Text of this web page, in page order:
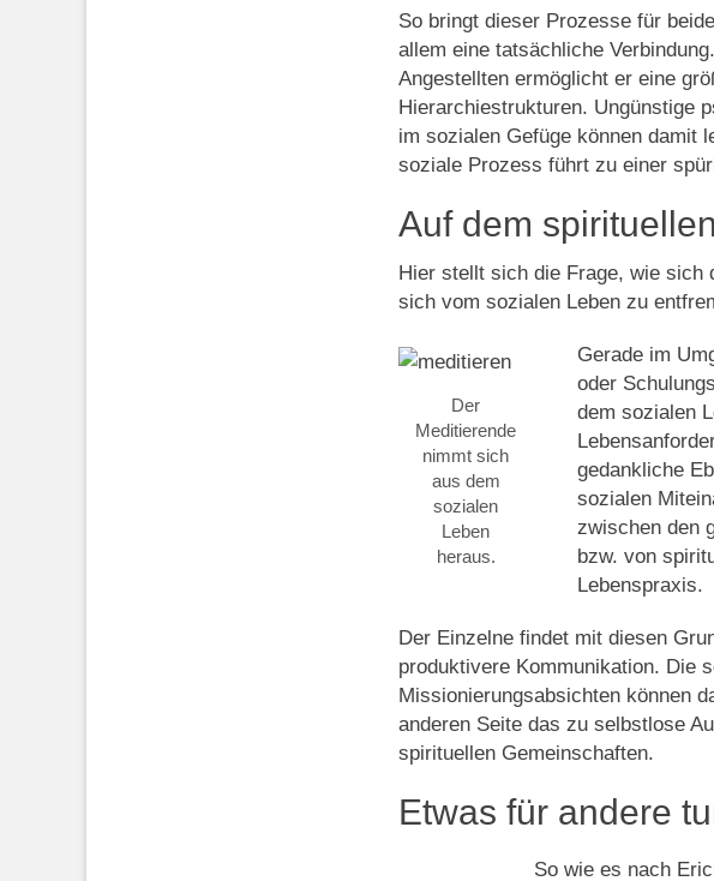
So bringt dieser Prozesse für
allem eine tatsächliche
Angestellten ermöglicht er eine
Hierarchiestrukturen. Ungünstige
im sozialen Gefüge können damit
soziale Prozess führt zu einer
Auf dem
Hier stellt sich die Frage, wie sich
sich vom sozialen Leben zu
Der
Meditierende
nimmt sich
aus dem
sozialen
Leben
heraus.
Gerade im
oder
dem sozialen
gedankliche
sozialen
zwischen den
bzw. von
Lebenspraxis.
Der Einzelne findet mit diesen
produktivere Kommunikation. Die
Missionierungsabsichten können
anderen Seite das zu selbstlose
spirituellen Gemeinschaften.
Etwas für andere
So wie es nach